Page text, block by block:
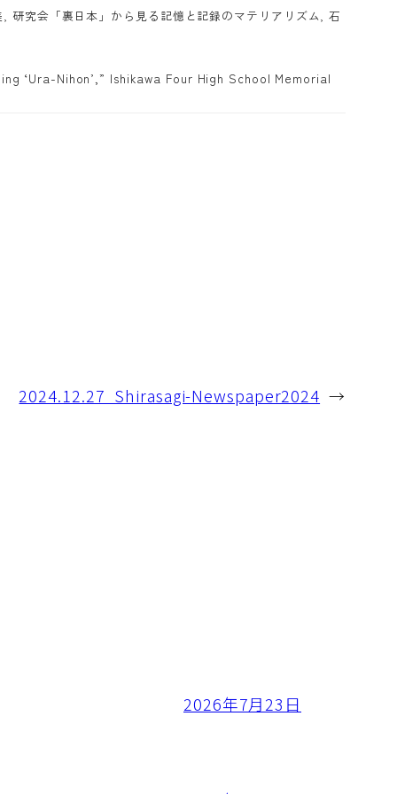
研究会「裏日本」から見る記憶と記録のマテリアリズム, 石
‘Ura-Nihon’,” Ishikawa Four High School Memorial
2024.12.27_Shirasagi-Newspaper2024 →
2026年7月23日